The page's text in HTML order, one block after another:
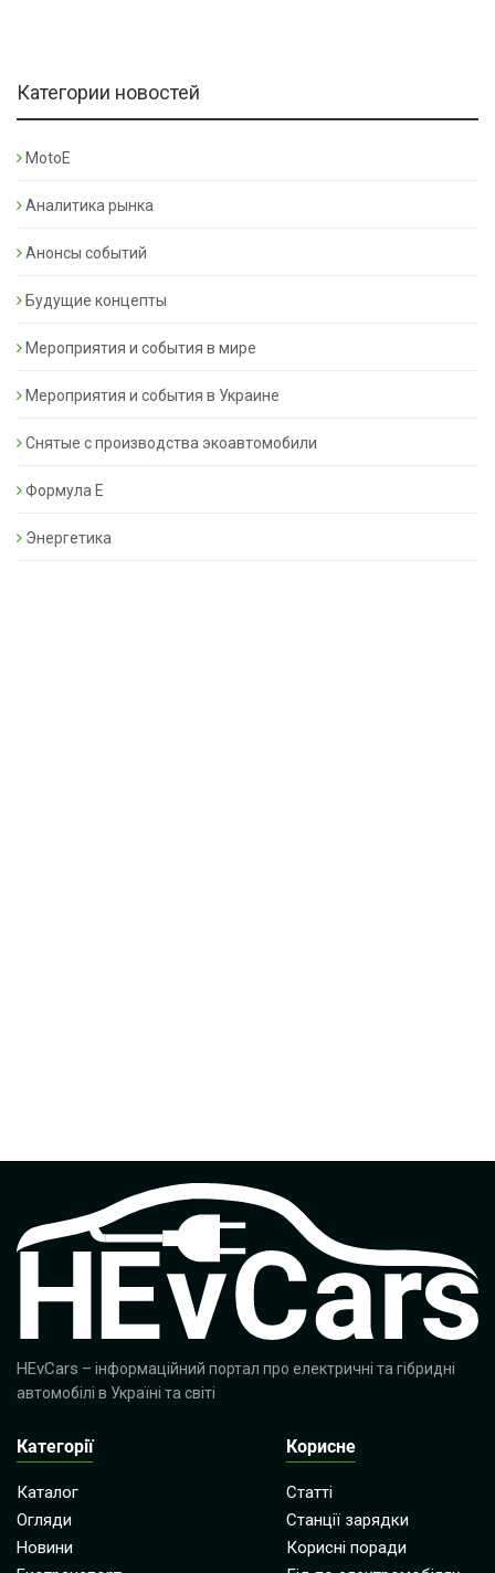
Категории новостей
MotoE
Аналитика рынка
Анонсы событий
Будущие концепты
Мероприятия и события в мире
Мероприятия и события в Украине
Снятые с производства экоавтомобили
Формула Е
Энергетика
HEvCars – інформаційний портал про електричні та гібридні
автомобілі в Україні та світі
Категорії
Каталог
Огляди
Новини
Корисне
Статті
Станції зарядки
Корисні поради